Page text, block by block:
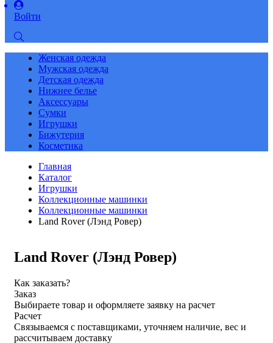
Войти
Женская одежда
Мужская одежда
Детская одежда
Нижнее белье
Аксессуары
Сумки
Игрушки
Бижутерия
Косметика
Главная
Каталог
Игрушки
Коллекционные машинки
Коллекционные машинки
Land Rover (Лэнд Ровер)
Land Rover (Лэнд Ровер)
Как заказать?
Заказ
Выбираете товар и оформляете заявку на расчет
Расчет
Связываемся с поставщиками, уточняем наличие, вес и
рассчитываем доставку